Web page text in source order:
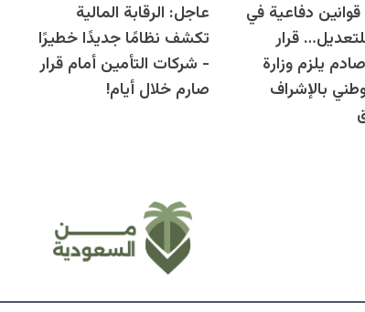
عاجل: 9 قوانين دفاعية في
قرار
يلزم وزارة
بالإشراف
عاجل: الرقابة المالية
تكشف نظامًا جديدًا خطيرًا
- شركات التأمين أمام قرار
صارم خلال أيام!